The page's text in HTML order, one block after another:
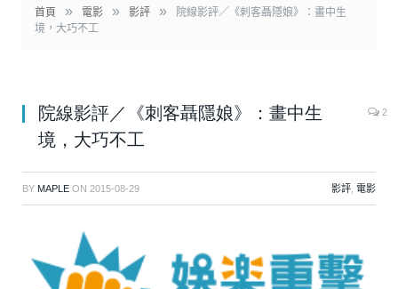
首頁 » 電影 » 影評 »
院線影評／《刺客聶隱娘》：畫中生
境，大巧不工
院線影評／《刺客聶隱娘》：畫中生
境，大巧不工
2
BY MAPLE ON 2015-08-29 影評 電影